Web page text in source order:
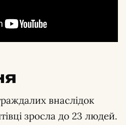
внаслідок
зросла до 23 людей.